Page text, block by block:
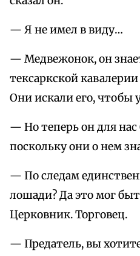
— Я не имел в виду…
— Медвежонок, он
тексаркской
Они искали его, чтобы
— Но теперь он для нас
поскольку они о нем
— По следам
лошади? Да это мог
Церковник. Торговец.
— Предатель, вы